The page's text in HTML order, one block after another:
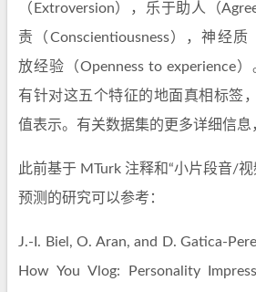
（Extroversion），乐于助人（
责（Conscientiousness），神经质
放经验（Openness to experience
有针对这五个特征的地面真相标签
值表示。有关数据集的更多详细信息
此前基于 MTurk 注释和“小片段音/
预测的研究可以参考：
J.-I. Biel, O. Aran, and D. Gatica-
How You Vlog: Personality